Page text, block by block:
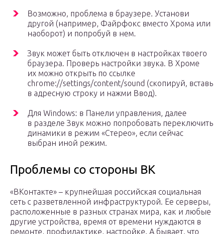
Возможно, проблема в браузере. Установи
другой (например, Файрфокс вместо Хрома или
наоборот) и попробуй в нем.
Звук может быть отключен в настройках твоего
браузера. Проверь настройки звука. В Хроме
их можно открыть по ссылке
chrome://settings/content/sound (скопируй, вставь
в адресную строку и нажми Ввод).
Для Windows: в Панели управления, далее
в разделе Звук можно попробовать переключить
динамики в режим «Стерео», если сейчас
выбран иной режим.
Проблемы со стороны ВК
«ВКонтакте» – крупнейшая российская социальная
сеть с разветвленной инфраструктурой. Ее серверы,
расположенные в разных странах мира, как и любые
другие устройства, время от времени нуждаются в
ремонте, профилактике, настройке. А бывает, что